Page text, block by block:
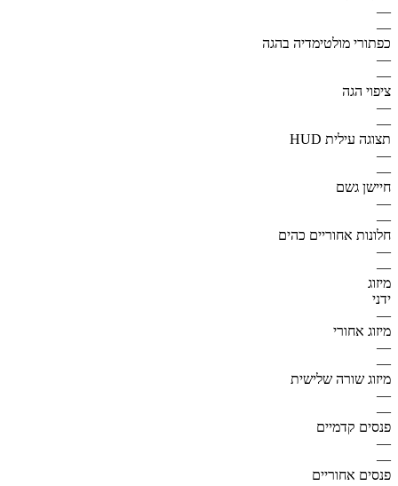
—
—
כפתורי מולטימדיה בהגה
—
—
ציפוי הגה
—
—
תצוגה עילית HUD
—
—
חיישן גשם
—
—
חלונות אחוריים כהים
—
—
מיזוג
ידני
—
מיזוג אחורי
—
—
מיזוג שורה שלישית
—
—
פנסים קדמיים
—
—
פנסים אחוריים